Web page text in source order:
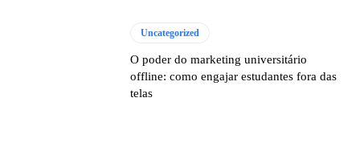
Uncategorized
O poder do marketing universitário
offline: como engajar estudantes fora das
telas